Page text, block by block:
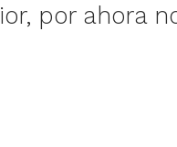
por ahora